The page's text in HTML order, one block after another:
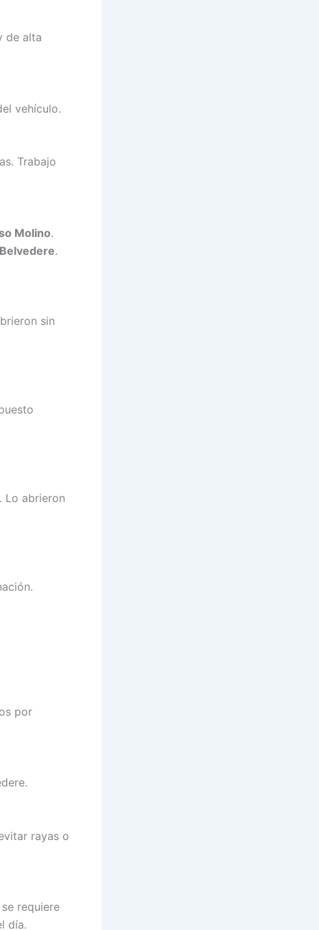
de alta
vehículo.
Trabajo
Molino.
Belvedere.
sin
Lo abrieron
por
rayas o
requiere
día.